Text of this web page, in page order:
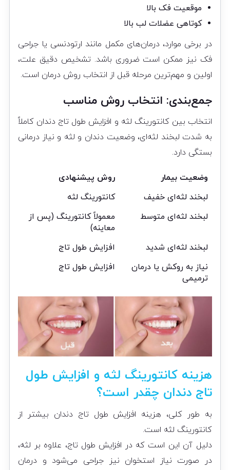
موقعیت فک بالا
کوتاهی عضلات لب بالا
در برخی موارد، درمان‌های مکمل مانند ارتودنسی یا جراحی
فک نیز ممکن است ضروری باشد. تشخیص دقیق علت،
اولین و مهم‌ترین مرحله قبل از انتخاب روش درمان است.
جمع‌بندی: انتخاب روش مناسب
انتخاب بین کانتورینگ لثه و افزایش طول تاج دندان کاملاً
به شدت لبخند لثه‌ای، وضعیت دندان و لثه و نیاز درمانی
بستگی دارد.
وضعیت بیمار
روش پیشنهادی
لبخند لثه‌ای خفیف
کانتورینگ لثه
لبخند لثه‌ای متوسط
معمولاً کانتورینگ (پس از
معاینه)
لبخند لثه‌ای شدید
افزایش طول تاج
نیاز به روکش یا درمان
ترمیمی
افزایش طول تاج
هزینه کانتورینگ لثه و افزایش طول
تاج دندان چقدر است؟
به طور کلی، هزینه افزایش طول تاج دندان بیشتر از
کانتورینگ لثه است.
دلیل آن این است که در افزایش طول تاج، علاوه بر لثه،
در صورت نیاز استخوان نیز جراحی می‌شود و درمان